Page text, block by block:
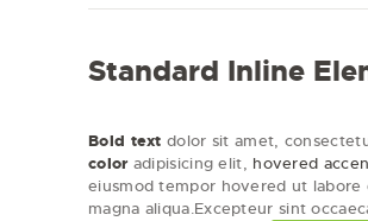
Standard Inline
Bold text dolor sit amet,
color adipisicing elit, hovered
eiusmod tempor hovered ut labore
magna aliqua.Excepteur sint